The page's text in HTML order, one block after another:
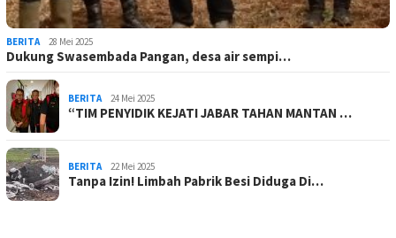
BERITA 28 Mei 2025
Dukung Swasembada Pangan, desa air sempi…
BERITA 24 Mei 2025
“TIM PENYIDIK KEJATI JABAR TAHAN MANTAN …
BERITA 22 Mei 2025
Tanpa Izin! Limbah Pabrik Besi Diduga Di…